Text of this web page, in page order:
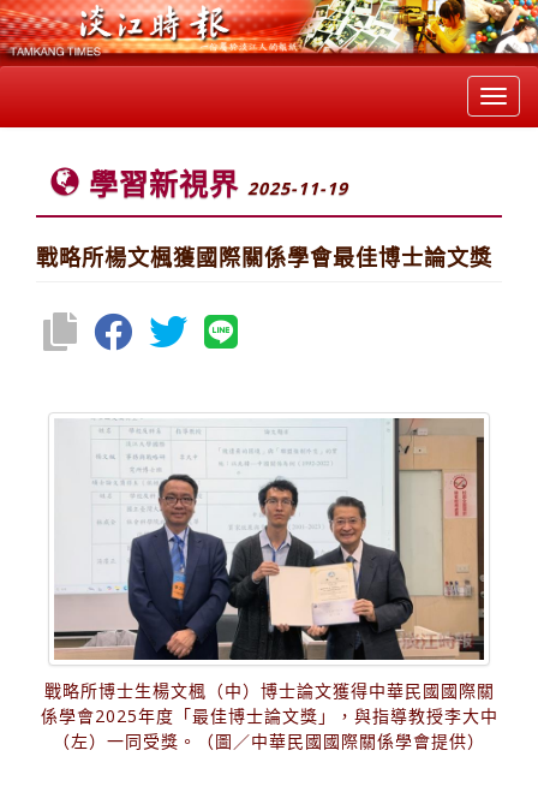
學習新視界 2025-11-19
戰略所楊文楓獲國際關係學會最佳博士論文獎
戰略所博士生楊文楓（中）博士論文獲得中華民國國際關
係學會2025年度「最佳博士論文獎」，與指導教授李大中
（左）一同受獎。（圖／中華民國國際關係學會提供）